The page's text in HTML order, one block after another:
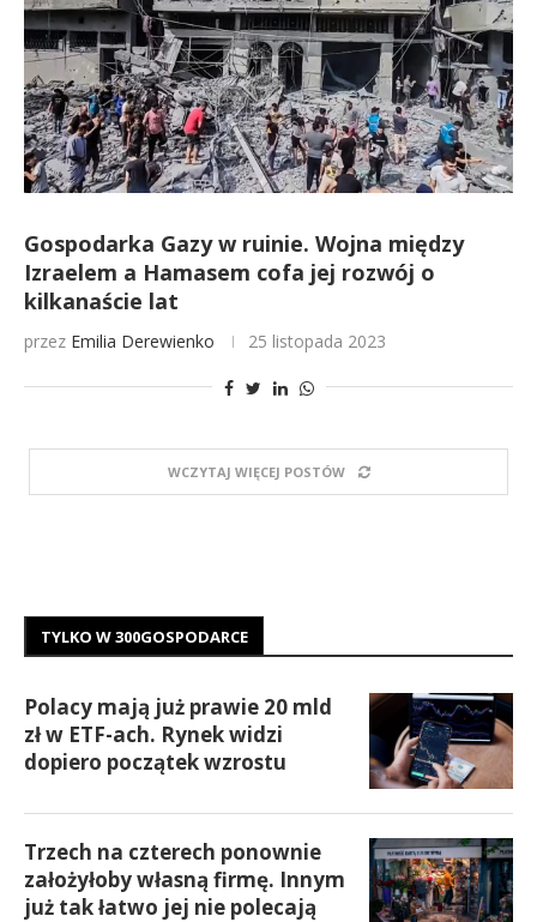
Gospodarka Gazy w ruinie. Wojna między
Izraelem a Hamasem cofa jej rozwój o
kilkanaście lat
przez Emilia Derewienko 25 listopada 2023
WCZYTAJ WIĘCEJ POSTÓW
TYLKO W 300GOSPODARCE
Polacy mają już prawie 20 mld
zł w ETF-ach. Rynek widzi
dopiero początek wzrostu
Trzech na czterech ponownie
założyłoby własną firmę. Innym
już tak łatwo jej nie polecają